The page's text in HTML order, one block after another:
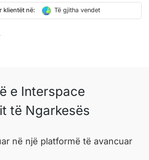
klientët në: Të gjitha vendet
e Interspace
të Ngarkesës
në një platformë të avancuar